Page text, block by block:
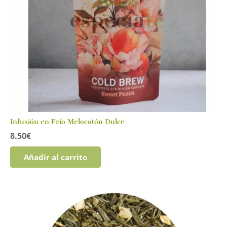
pueden
elegir
en
la
página
de
producto
Infusión en Frío Melocotón Dulce
8.50€
Añadir al carrito